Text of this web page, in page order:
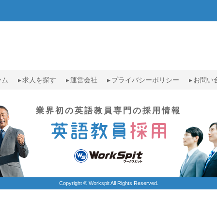
求人を探す 運営会社 プライバシーポリシー お問い
業界初の英語教員専門の採用情報
Copyright © Workspit All Rights Reserved.